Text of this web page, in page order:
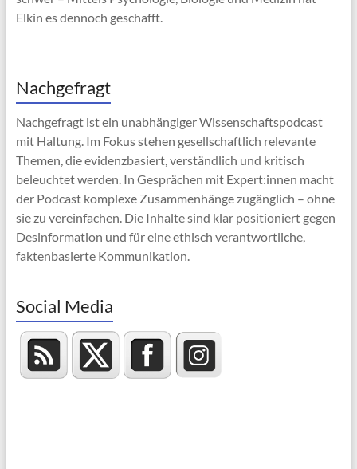
Elkin es dennoch geschafft.
Nachgefragt
Nachgefragt ist ein unabhängiger Wissenschaftspodcast
mit Haltung. Im Fokus stehen gesellschaftlich relevante
Themen, die evidenzbasiert, verständlich und kritisch
beleuchtet werden. In Gesprächen mit Expert:innen macht
der Podcast komplexe Zusammenhänge zugänglich – ohne
sie zu vereinfachen. Die Inhalte sind klar positioniert gegen
Desinformation und für eine ethisch verantwortliche,
faktenbasierte Kommunikation.
Social Media